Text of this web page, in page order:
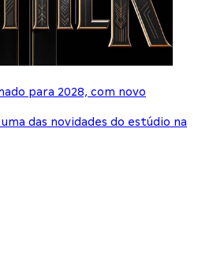
para 2028, com novo
das novidades do estúdio na